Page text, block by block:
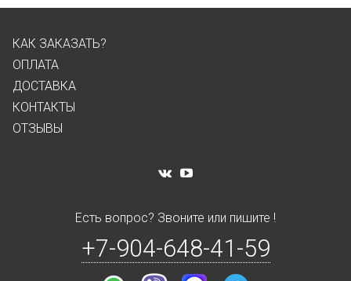
КАК ЗАКАЗАТЬ?
ОПЛАТА
ДОСТАВКА
КОНТАКТЫ
ОТЗЫВЫ
Есть вопрос? Звоните или пишите !
+7-904-648-41-59